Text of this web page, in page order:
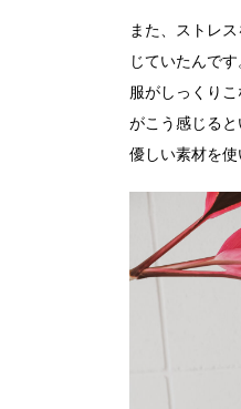
また、ストレ
じていたんで
服がしっくり
がこう感じる
優しい素材を